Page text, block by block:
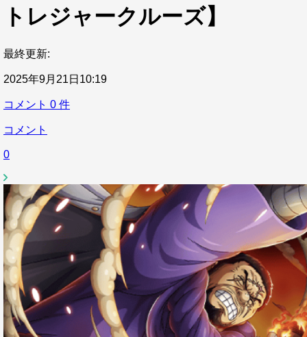
トレジャークルーズ】
最終更新:
2025年9月21日10:19
コメント 0 件
コメント
0